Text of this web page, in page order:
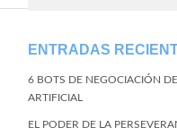
ENTRADAS
6 BOTS DE NEGOCIACIÓN
ARTIFICIAL
EL PODER DE LA